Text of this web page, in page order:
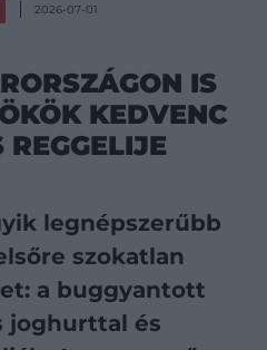
2026-07-01
IS
KEDVENC
legnépszerűbb
szokatlan
a buggyantott
joghurttal és